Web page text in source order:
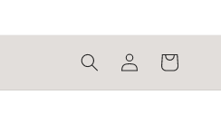
BejelentkezésKosár